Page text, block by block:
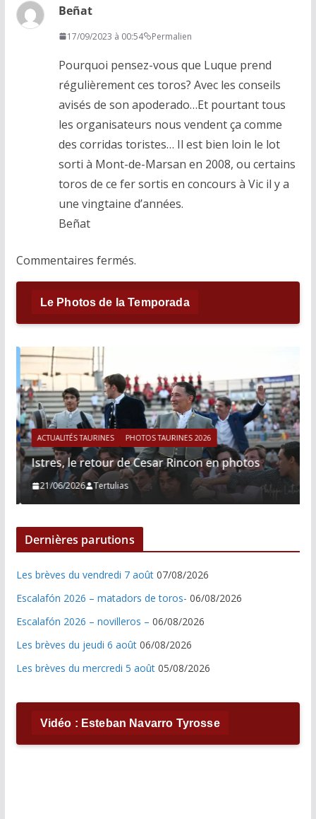
Beñat
17/09/2023 à 00:54 Permalien
Pourquoi pensez-vous que Luque prend
régulièrement ces toros? Avec les conseils
avisés de son apoderado…Et pourtant tous
les organisateurs nous vendent ça comme
des corridas toristes… Il est bien loin le lot
sorti à Mont-de-Marsan en 2008, ou certains
toros de ce fer sortis en concours à Vic il y a
une vingtaine d’années.
Beñat
Commentaires fermés.
Le Photos de la Temporada
ACTUALITÉS TAURINES PHOTOS TAURINES 2026
Istres, le retour de Cesar Rincon en photos
21/06/2026 Tertulias
Dernières parutions
Les brèves du vendredi 7 août 07/08/2026
Escalafón 2026 – matadors de toros- 06/08/2026
Escalafón 2026 – novilleros – 06/08/2026
Les brèves du jeudi 6 août 06/08/2026
Les brèves du mercredi 5 août 05/08/2026
Vidéo : Esteban Navarro Tyrosse